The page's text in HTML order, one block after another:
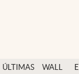
ÚLTIMAS
WALL
Finanzas y economía